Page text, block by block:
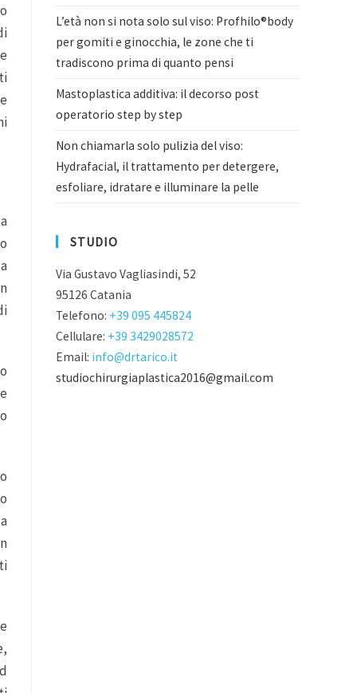
L’età non si nota solo sul viso: Profhilo®body
per gomiti e ginocchia, le zone che ti
tradiscono prima di quanto pensi
Mastoplastica additiva: il decorso post
operatorio step by step
Non chiamarla solo pulizia del viso:
Hydrafacial, il trattamento per detergere,
esfoliare, idratare e illuminare la pelle
STUDIO
Via Gustavo Vagliasindi, 52
95126 Catania
Telefono: +39 095 445824
Cellulare: +39 3429028572
Email: info@drtarico.it
studiochirurgiaplastica2016@gmail.com